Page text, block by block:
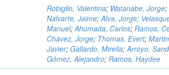
Robiglio, Valentina; Watanabe, Jorge;
Nalvarte, Jaime;Alva, Jorge;
Manuel;Ahumada, Carlos;Ramos,
Chávez, Jorge; Thomas, Evert;
Javier; Gallardo, Mirella;Arroyo,
Gómez, Alejandro;Ramos, Haydee